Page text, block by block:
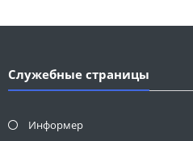
Служебные страницы
Информер